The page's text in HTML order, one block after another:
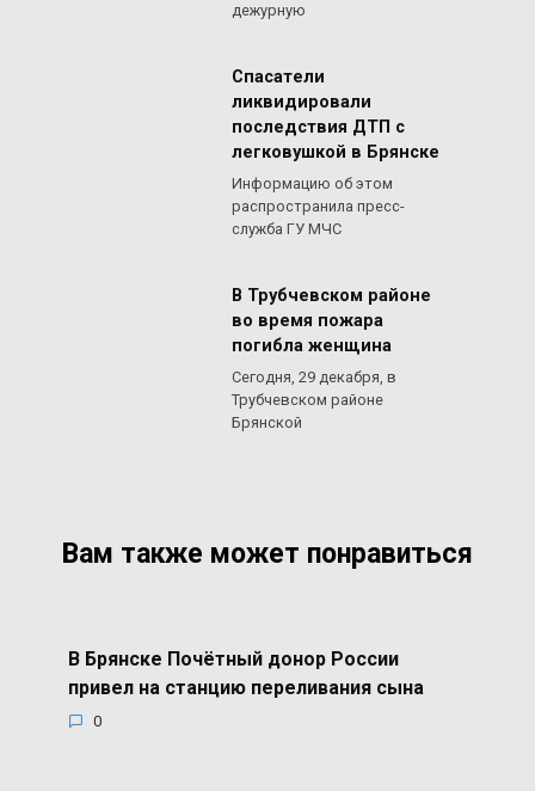
дежурную
Спасатели
ликвидировали
последствия ДТП с
легковушкой в Брянске
Информацию об этом
распространила пресс-
служба ГУ МЧС
В Трубчевском районе
во время пожара
погибла женщина
Сегодня, 29 декабря, в
Трубчевском районе
Брянской
Вам также может понравиться
В Брянске Почётный донор России
привел на станцию переливания сына
0